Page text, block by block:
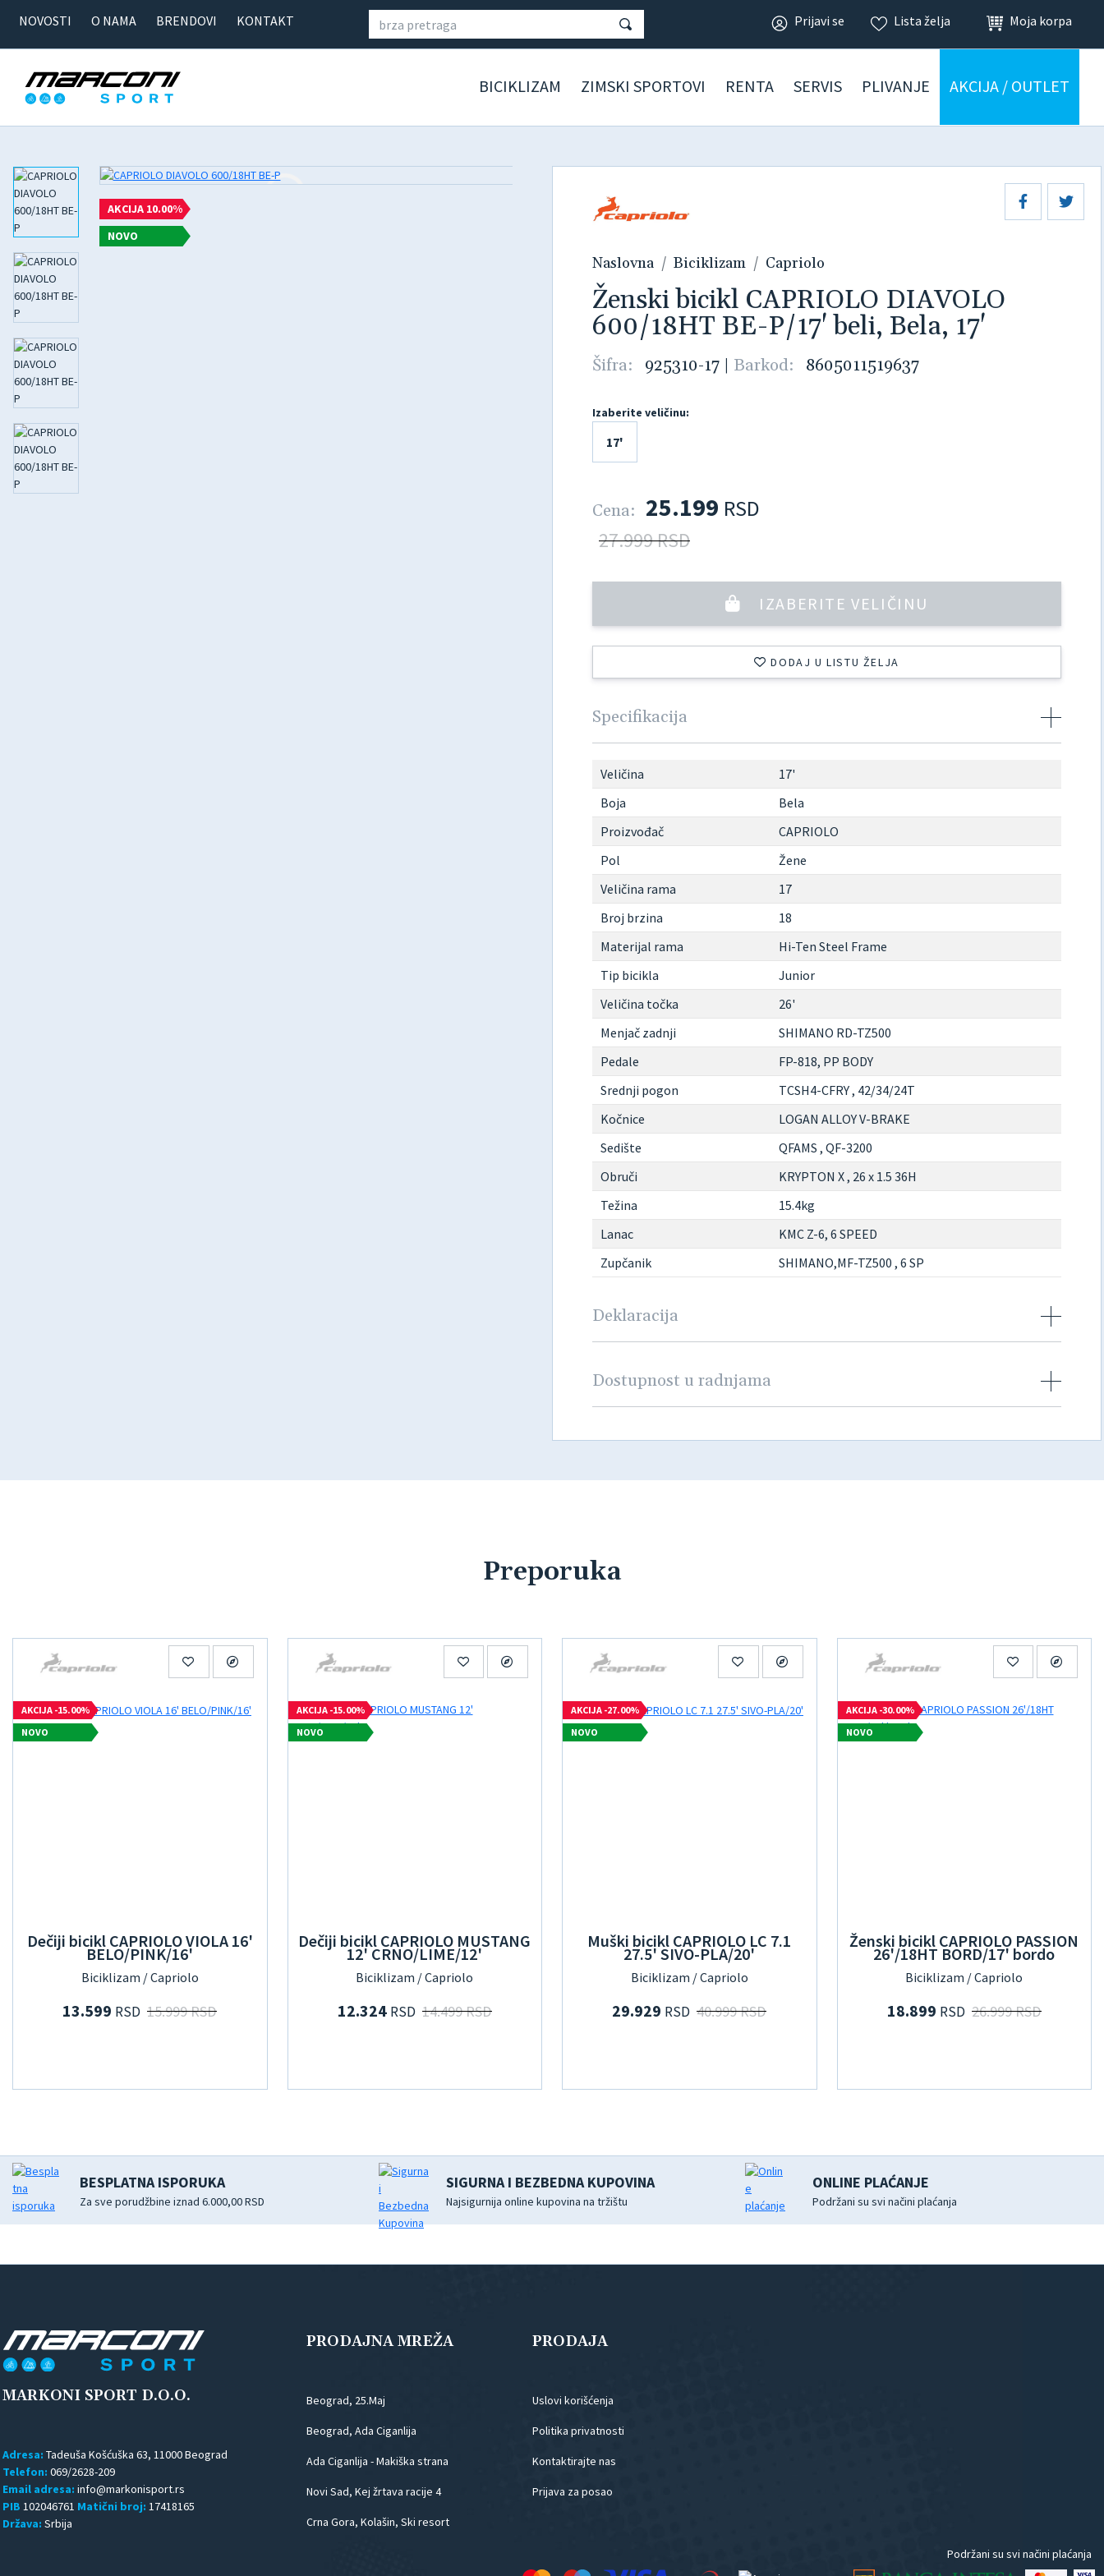
NOVOSTI O NAMA BRENDOVI KONTAKT Prijavi se Lista želja Moja korpa
BICIKLIZAM ZIMSKI SPORTOVI RENTA SERVIS PLIVANJE AKCIJA / OUTLET
AKCIJA 10.00%
NOVO
Naslovna Biciklizam Capriolo
Ženski bicikl CAPRIOLO DIAVOLO
600/18HT BE-P/17' beli, Bela, 17'
Šifra: 925310-17 | Barkod: 8605011519637
Izaberite veličinu:
17'
Cena: 25.199 RSD
27.999 RSD
IZABERITE VELIČINU
DODAJ U LISTU ŽELJA
Specifikacija
Veličina
17'
Boja
Bela
Proizvođač
CAPRIOLO
Pol
Žene
Veličina rama
17
Broj brzina
18
Materijal rama
Hi-Ten Steel Frame
Tip bicikla
Junior
Veličina točka
26'
Menjač zadnji
SHIMANO RD-TZ500
Pedale
FP-818, PP BODY
Srednji pogon
TCSH4-CFRY , 42/34/24T
Kočnice
LOGAN ALLOY V-BRAKE
Sedište
QFAMS , QF-3200
Obruči
KRYPTON X , 26 x 1.5 36H
Težina
15.4kg
Lanac
KMC Z-6, 6 SPEED
Zupčanik
SHIMANO,MF-TZ500 , 6 SP
Deklaracija
Dostupnost u radnjama
Preporuka
AKCIJA -15.00%
NOVO
Dečiji bicikl CAPRIOLO VIOLA 16'
BELO/PINK/16'
Biciklizam / Capriolo
13.599 RSD 15.999 RSD
AKCIJA -15.00%
NOVO
Dečiji bicikl CAPRIOLO MUSTANG
12' CRNO/LIME/12'
Biciklizam / Capriolo
12.324 RSD 14.499 RSD
AKCIJA -27.00%
NOVO
Muški bicikl CAPRIOLO LC 7.1
27.5' SIVO-PLA/20'
Biciklizam / Capriolo
29.929 RSD 40.999 RSD
AKCIJA -30.00%
NOVO
Ženski bicikl CAPRIOLO PASSION
26'/18HT BORD/17' bordo
Biciklizam / Capriolo
18.899 RSD 26.999 RSD
BESPLATNA ISPORUKA
Za sve porudžbine iznad 6.000,00 RSD
SIGURNA I BEZBEDNA KUPOVINA
Najsigurnija online kupovina na tržištu
ONLINE PLAĆANJE
Podržani su svi načini plaćanja
MARKONI SPORT D.O.O.
Adresa: Tadeuša Košćuška 63, 11000 Beograd
Telefon: 069/2628-209
Email adresa:
PIB 102046761 Matični broj: 17418165
Država: Srbija
PRODAJNA MREŽA
Beograd, 25.Maj
Beograd, Ada Ciganlija
Ada Ciganlija - Makiška strana
Novi Sad, Kej žrtava racije 4
Crna Gora, Kolašin, Ski resort
PRODAJA
Uslovi korišćenja
Politika privatnosti
Kontaktirajte nas
Prijava za posao
Podržani su svi načini plaćanja